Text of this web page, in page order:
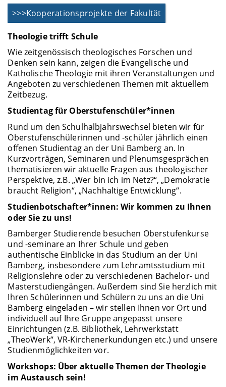
>>>Kooperationsprojekte der Fakultät
Theologie trifft Schule
Wie zeitgenössisch theologisches Forschen und
Denken sein kann, zeigen die Evangelische und
Katholische Theologie mit ihren Veranstaltungen und
Angeboten zu verschiedenen Themen mit aktuellem
Zeitbezug.
Studientag für Oberstufenschüler*innen
Rund um den Schulhalbjahrswechsel bieten wir für
Oberstufenschülerinnen und -schüler jährlich einen
offenen Studientag an der Uni Bamberg an. In
Kurzvorträgen, Seminaren und Plenumsgesprächen
thematisieren wir aktuelle Fragen aus theologischer
Perspektive, z.B. „Wer bin ich im Netz?“, „Demokratie
braucht Religion“, „Nachhaltige Entwicklung“.
Studienbotschafter*innen: Wir kommen zu Ihnen
oder Sie zu uns!
Bamberger Studierende besuchen Oberstufenkurse
und -seminare an Ihrer Schule und geben
authentische Einblicke in das Studium an der Uni
Bamberg, insbesondere zum Lehramtsstudium mit
Religionslehre oder zu verschiedenen Bachelor- und
Masterstudiengängen. Außerdem sind Sie herzlich mit
Ihren Schülerinnen und Schülern zu uns an die Uni
Bamberg eingeladen – wir stellen Ihnen vor Ort und
individuell auf Ihre Gruppe angepasst unsere
Einrichtungen (z.B. Bibliothek, Lehrwerkstatt
„TheoWerk“, VR-Kirchenerkundungen etc.) und unsere
Studienmöglichkeiten vor.
Workshops: Über aktuelle Themen der Theologie
im Austausch sein!